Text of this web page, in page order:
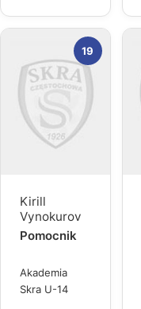
19
Kirill
Vynokurov
Pomocnik
Akademia
Skra U-14